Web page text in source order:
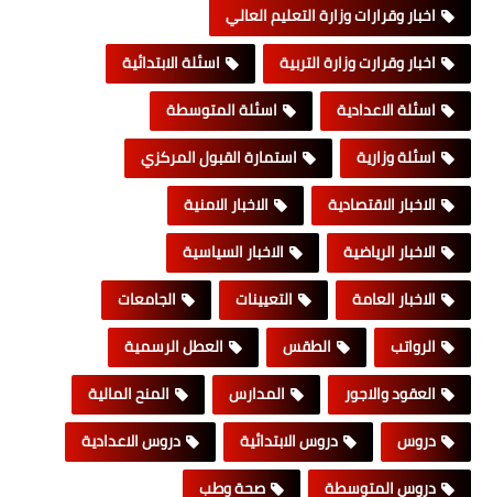
اخبار وقرارات وزارة التعليم العالي
اخبار وقرارت وزارة التربية
اسئلة الابتدائية
اسئلة الاعدادية
اسئلة المتوسطة
اسئلة وزارية
استمارة القبول المركزي
الاخبار الاقتصادية
الاخبار الامنية
الاخبار الرياضية
الاخبار السياسية
الاخبار العامة
التعيينات
الجامعات
الرواتب
الطقس
العطل الرسمية
العقود والاجور
المدارس
المنح المالية
دروس
دروس الابتدائية
دروس الاعدادية
دروس المتوسطة
صحة وطب